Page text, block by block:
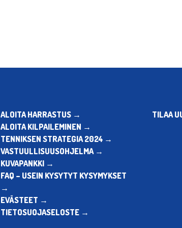
ALOITA HARRASTUS →
ALOITA KILPAILEMINEN →
TENNIKSEN STRATEGIA 2024 →
VASTUULLISUUSOHJELMA →
KUVAPANKKI →
FAQ – USEIN KYSYTYT KYSYMYKSET
→
EVÄSTEET →
TIETOSUOJASELOSTE →
TILAA